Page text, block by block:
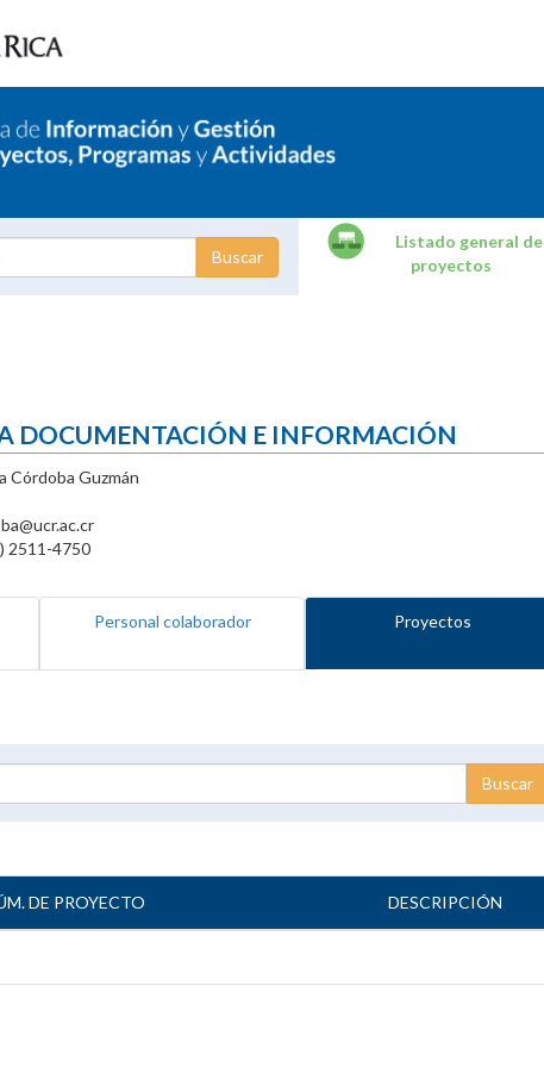
Listado general de
proyectos
DOCUMENTACIÓN E INFORMACIÓN
Córdoba Guzmán
2511-4750
Personal colaborador Proyectos
DE PROYECTO DESCRIPCIÓN